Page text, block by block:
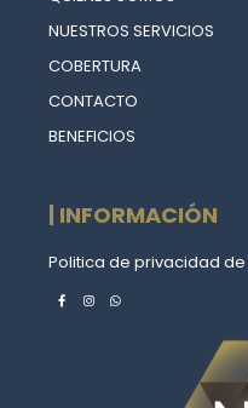
NUESTROS SERVICIOS
COBERTURA
CONTACTO
BENEFICIOS
| INFORMACIÓN
Politica de privacidad